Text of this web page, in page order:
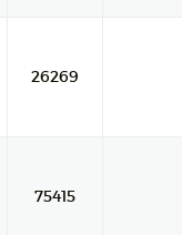
26269
75415